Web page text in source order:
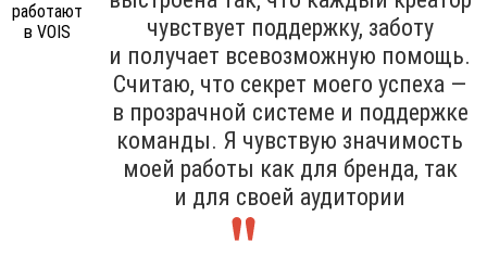
чувствует поддержку, заботу
и получает всевозможную помощь.
Считаю, что секрет моего успеха —
в прозрачной системе и поддержке
команды. Я чувствую значимость
моей работы как для бренда, так
и для своей аудитории